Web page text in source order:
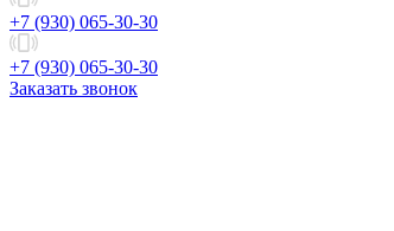
+7 (930) 065-30-30
+7 (930) 065-30-30
Заказать звонок